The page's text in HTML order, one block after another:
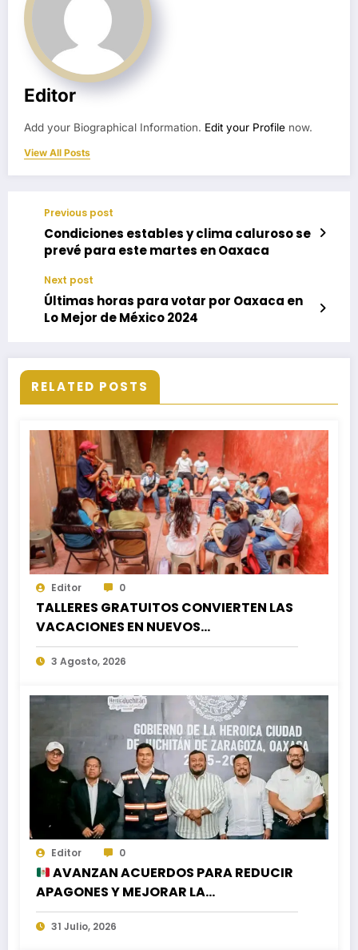
Editor
Add your Biographical Information. Edit your Profile now.
View All Posts
Previous post
Condiciones estables y clima caluroso se
prevé para este martes en Oaxaca
Next post
Últimas horas para votar por Oaxaca en
Lo Mejor de México 2024
RELATED POSTS
Editor 0
TALLERES GRATUITOS CONVIERTEN LAS
VACACIONES EN NUEVOS
APRENDIZAJES PARA LA NIÑEZ
3 Agosto, 2026
Editor 0
AVANZAN ACUERDOS PARA REDUCIR
APAGONES Y MEJORAR LA
DISTRIBUCIÓN DEL AGUA EN LA CIUDAD
31 Julio, 2026